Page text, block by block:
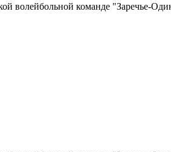
волейбольной команде "Заречье-